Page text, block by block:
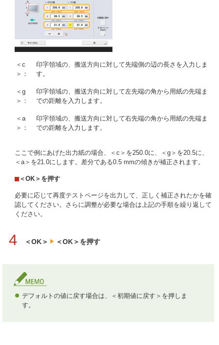
＜c
＞：
印字領域の、搬送方向に対して先端側の辺の長さを入力しま
す。
＜g
＞：
印字領域の、搬送方向に対して左先端の角から用紙の先端ま
での距離を入力します。
＜a
＞：
印字領域の、搬送方向に対して右先端の角から用紙の先端ま
での距離を入力します。
ここで例にあげた出力紙の場合、＜c＞を250.0に、＜g＞を20.5に、
＜a＞を21.0にします。差分である0.5 mmの傾きが補正されます。
＜OK＞を押す
必要に応じて再度テストページを出力して、正しく補正されたかを確
認してください。さらに調整が必要な場合は上記の手順を繰り返して
ください。
4 ＜OK＞ ＜OK＞を押す
デフォルトの値に戻す場合は、＜初期値に戻す＞を押しま
す。